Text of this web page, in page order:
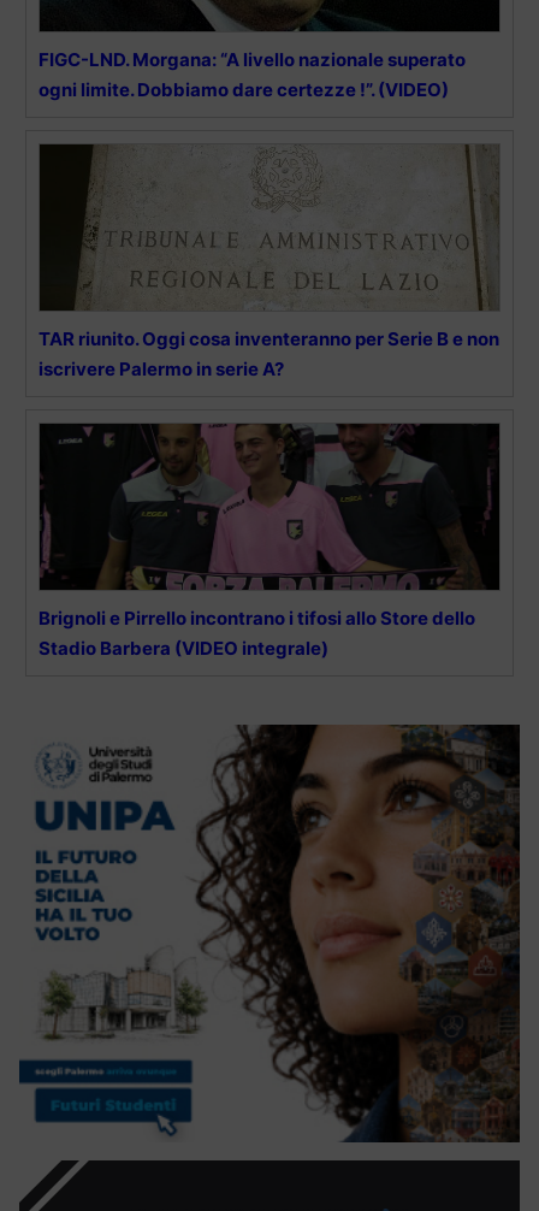
FIGC-LND. Morgana: “A livello nazionale superato
ogni limite. Dobbiamo dare certezze !”. (VIDEO)
TAR riunito. Oggi cosa inventeranno per Serie B e non
iscrivere Palermo in serie A?
Brignoli e Pirrello incontrano i tifosi allo Store dello
Stadio Barbera (VIDEO integrale)